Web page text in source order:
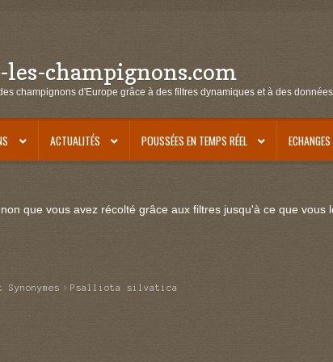
champignons.com
champignons d'Europe grâce à des filtres dynamiques et à des
ACTUALITÉS POUSSÉES EN TEMPS RÉEL
que vous avez récolté grâce aux filtres jusqu'à ce que vous
Psalliota silvatica